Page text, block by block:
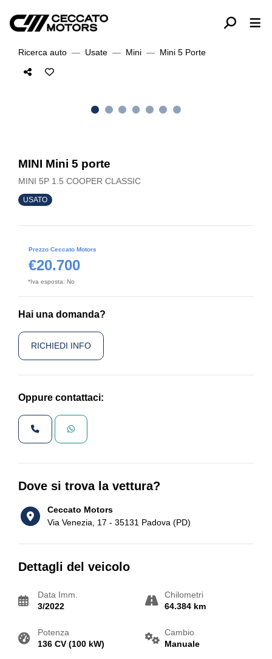
Ricerca auto Usate Mini Mini 5 Porte
MINI Mini 5 porte
MINI 5P 1.5 COOPER CLASSIC
USATO
Prezzo Ceccato Motors
€20.700
*Iva esposta: No
Hai una domanda?
RICHIEDI INFO
Oppure contattaci:
Dove si trova la vettura?
Ceccato Motors
Via Venezia, 17 - 35131 Padova (PD)
Dettagli del veicolo
Data Imm.
3/2022
Chilometri
64.384 km
Potenza
136 CV (100 kW)
Cambio
Manuale